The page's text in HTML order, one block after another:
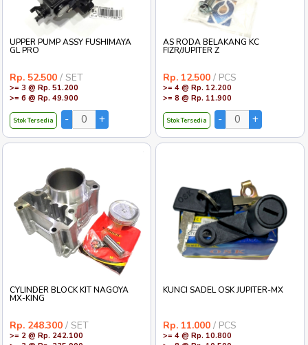
UPPER PUMP ASSY FUSHIMAYA
GL PRO
Rp. 52.500 / SET
>= 3 @ Rp. 51.200
>= 6 @ Rp. 49.900
Stok Tersedia
AS RODA BELAKANG KC
FIZR/JUPITER Z
Rp. 12.500 / PCS
>= 4 @ Rp. 12.200
>= 8 @ Rp. 11.900
Stok Tersedia
CYLINDER BLOCK KIT NAGOYA
MX-KING
Rp. 248.300 / SET
>= 2 @ Rp. 242.100
KUNCI SADEL OSK JUPITER-MX
Rp. 11.000 / PCS
>= 4 @ Rp. 10.800